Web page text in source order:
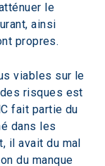
le
ainsi
propres.
viables sur le
risques est
fait partie du
dans les
il avait du mal
du manque